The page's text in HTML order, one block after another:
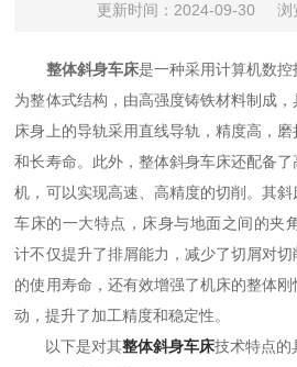
更新时间：2024-09-30 浏
整体斜身车床是一种采用计算机数
为整体式结构，由高强度铸铁材料制成，
床身上的导轨采用直线导轨，精度高，
和长寿命。此外，整体斜身车床还配备
机，可以实现高速、高精度的切削。其
车床的一大特点，床身与地面之间的夹
计不仅提升了排屑能力，减少了切屑对
的使用寿命，还有效增强了机床的整体
动，提升了加工精度和稳定性。
以下是对其整体斜身车床技术特点的